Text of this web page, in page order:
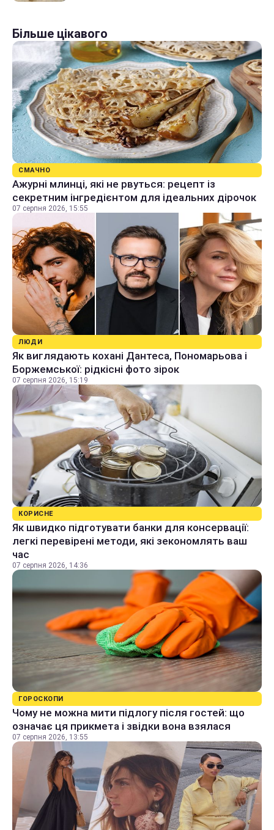
Більше цікавого
СМАЧНО
Ажурні млинці, які не рвуться: рецепт із
секретним інгредієнтом для ідеальних дірочок
07 серпня 2026, 15:55
ЛЮДИ
Як виглядають кохані Дантеса, Пономарьова і
Боржемської: рідкісні фото зірок
07 серпня 2026, 15:19
КОРИСНЕ
Як швидко підготувати банки для консервації:
легкі перевірені методи, які зекономлять ваш
час
07 серпня 2026, 14:36
ГОРОСКОПИ
Чому не можна мити підлогу після гостей: що
означає ця прикмета і звідки вона взялася
07 серпня 2026, 13:55